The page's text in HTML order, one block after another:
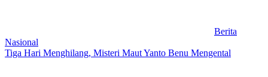
Berita
Nasional
Tiga Hari Menghilang, Misteri Maut Yanto Benu Mengental